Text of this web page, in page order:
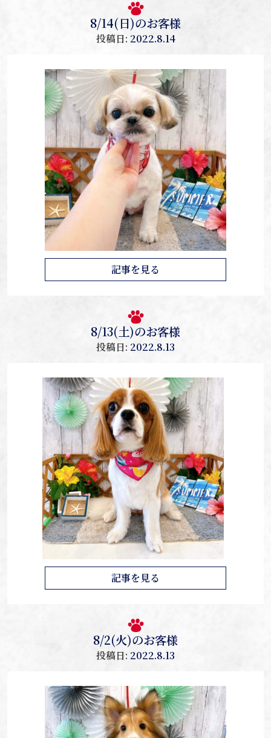
8/14(日)のお客様
投稿日: 2022.8.14
記事を見る
8/13(土)のお客様
投稿日: 2022.8.13
記事を見る
8/2(火)のお客様
投稿日: 2022.8.13